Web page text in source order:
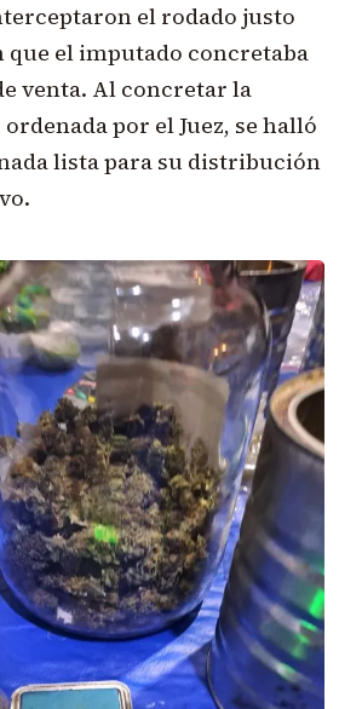
el rodado justo
que el imputado concretaba
venta. Al concretar la
por el Juez, se halló
lista para su distribución